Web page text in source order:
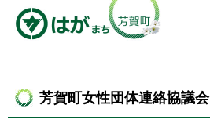
芳賀町女性団体連絡協議会